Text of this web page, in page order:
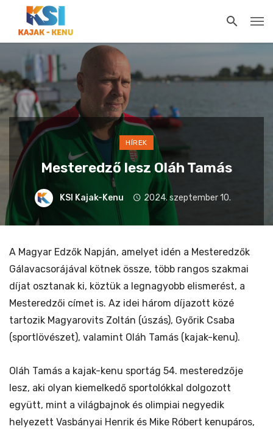
HÍREK
Mesteredző lesz Oláh Tamás
KSI Kajak-Kenu 2024. szeptember 10.
A Magyar Edzők Napján, amelyet idén a Mesteredzők
Gálavacsorájával kötnek össze, több rangos szakmai
díjat osztanak ki, köztük a legnagyobb elismerést, a
Mesteredzői címet is. Az idei három díjazott közé
tartozik Magyarovits Zoltán (úszás), Győrik Csaba
(sportlövészet), valamint Oláh Tamás (kajak-kenu).
Oláh Tamás a kajak-kenu sportág 54. mesteredzője
lesz, aki olyan kiemelkedő sportolókkal dolgozott
együtt, mint a világbajnok és olimpiai negyedik
helyezett Vasbányai Henrik és Mike Róbert kenupáros,